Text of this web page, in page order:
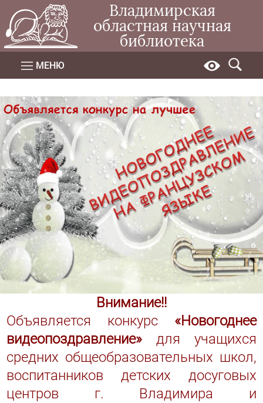
Владимирская
областная научная
библиотека
МЕНЮ
Внимание!!
Объявляется конкурс «Новогоднее
видеопоздравление» для учащихся
средних общеобразовательных школ,
воспитанников детских досуговых
центров г. Владимира и